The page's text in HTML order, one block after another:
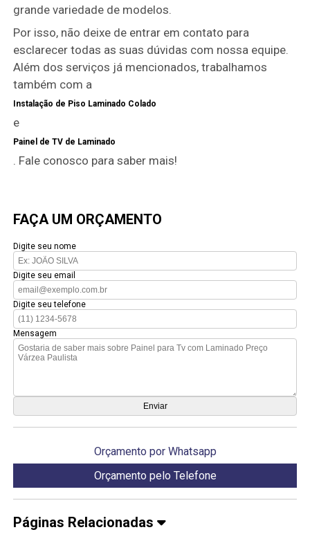
grande variedade de modelos.
Por isso, não deixe de entrar em contato para
esclarecer todas as suas dúvidas com nossa equipe.
Além dos serviços já mencionados, trabalhamos
também com a
Instalação de Piso Laminado Colado
e
Painel de TV de Laminado
. Fale conosco para saber mais!
FAÇA UM ORÇAMENTO
Digite seu nome
Digite seu email
Digite seu telefone
Mensagem
Orçamento por Whatsapp
Orçamento pelo Telefone
Páginas Relacionadas